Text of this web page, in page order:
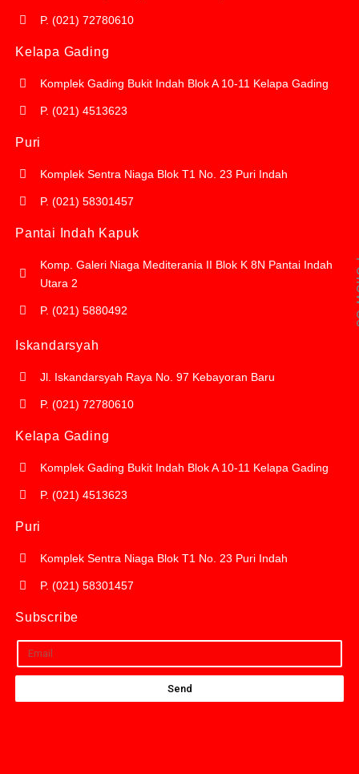
P. (021) 72780610
Kelapa Gading
Komplek Gading Bukit Indah Blok A 10-11 Kelapa Gading
P. (021) 4513623
Puri
Komplek Sentra Niaga Blok T1 No. 23 Puri Indah
P. (021) 58301457
Pantai Indah Kapuk
Komp. Galeri Niaga Mediterania II Blok K 8N Pantai Indah
Utara 2
P. (021) 5880492
Iskandarsyah
Jl. Iskandarsyah Raya No. 97 Kebayoran Baru
P. (021) 72780610
Kelapa Gading
Komplek Gading Bukit Indah Blok A 10-11 Kelapa Gading
P. (021) 4513623
Puri
Komplek Sentra Niaga Blok T1 No. 23 Puri Indah
P. (021) 58301457
Subscribe
Send